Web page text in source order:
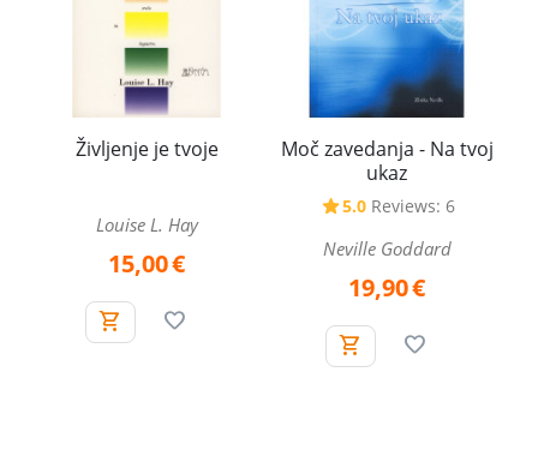
Življenje je tvoje
Louise L. Hay
15,00€
Moč zavedanja - Na tvoj
ukaz
5.0 Reviews: 6
Neville Goddard
19,90€